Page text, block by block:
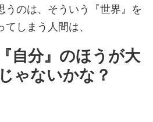
うのは、そういう『世界』を
しまう人間は、
自分』のほうが大
ゃないかな？